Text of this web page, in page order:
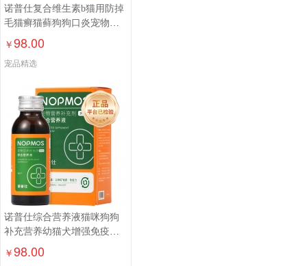
诺普仕复合维生素b猫用防掉
毛猫癣猫藓狗狗口炎宠物维
生素液100ml
￥98.00
宠品精选
诺普仕综合营养液猫咪狗狗
补充营养幼猫犬增强免疫营
养补充100ml
￥98.00